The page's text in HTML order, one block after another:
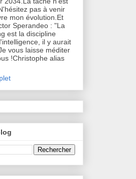
pas à venir
mon évolution.Et
Sperandeo : "La
est la discipline
il y aurait
vous laisse méditer
!Christophe alias